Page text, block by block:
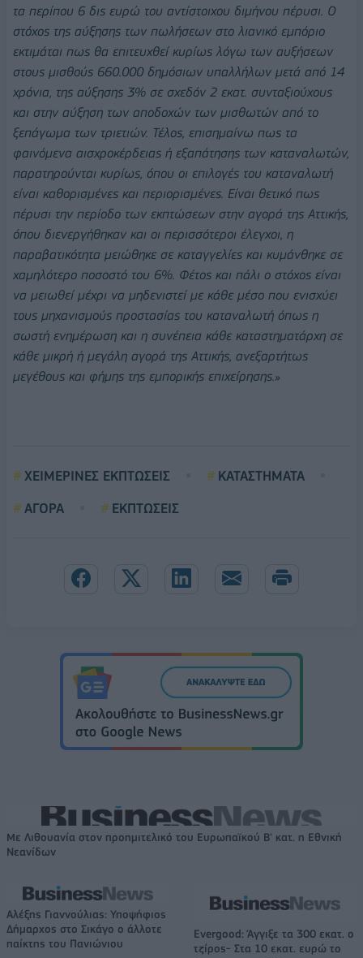
τα περίπου 6 δις ευρώ του αντίστοιχου διμήνου πέρυσι. Ο
στόχος της αύξησης των πωλήσεων στο λιανικό εμπόριο
εκτιμάται πως θα επιτευχθεί κυρίως λόγω των αυξήσεων
στους μισθούς 660.000 δημόσιων υπαλλήλων μετά από 14
χρόνια, της αύξησης 3% σε σχεδόν 2 εκατ. συνταξιούχους
και στην αύξηση των αποδοχών των μισθωτών από το
ξεπάγωμα των τριετιών. Τέλος, επισημαίνω πως τα
φαινόμενα αισχροκέρδειας ή εξαπάτησης των καταναλωτών,
παρατηρούνται κυρίως, όπου οι επιλογές του καταναλωτή
είναι καθορισμένες και περιορισμένες. Είναι θετικό πως
πέρυσι την περίοδο των εκπτώσεων στην αγορά της Αττικής,
όπου διενεργήθηκαν και οι περισσότεροι έλεγχοι, η
παραβατικότητα μειώθηκε σε καταγγελίες και κυμάνθηκε σε
χαμηλότερο ποσοστό του 6%. Φέτος και πάλι ο στόχος είναι
να μειωθεί μέχρι να μηδενιστεί με κάθε μέσο που ενισχύει
τους μηχανισμούς προστασίας του καταναλωτή όπως η
σωστή ενημέρωση και η συνέπεια κάθε καταστηματάρχη σε
κάθε μικρή ή μεγάλη αγορά της Αττικής, ανεξαρτήτως
μεγέθους και φήμης της εμπορικής επιχείρησης.»
ΧΕΙΜΕΡΙΝΕΣ ΕΚΠΤΩΣΕΙΣ
ΚΑΤΑΣΤΗΜΑΤΑ
ΑΓΟΡΑ
ΕΚΠΤΩΣΕΙΣ
Με Λιθουανία στον προημιτελικό του Ευρωπαϊκού Β' κατ. η Εθνική
Νεανίδων
Αλέξης Γιαννούλιας: Υποψήφιος
Δήμαρχος στο Σικάγο ο άλλοτε
παίκτης του Πανιώνιου
Evergood: Άγγιξε τα 300 εκατ. ο
τζίρος- Στα 10 εκατ. ευρώ το